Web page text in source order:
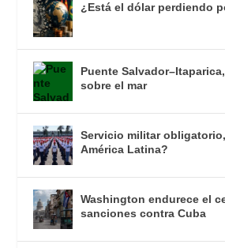
¿Está el dólar perdiendo
Puente
sobre el mar
Servicio militar
América Latina?
Washington endurece el
sanciones contra Cuba